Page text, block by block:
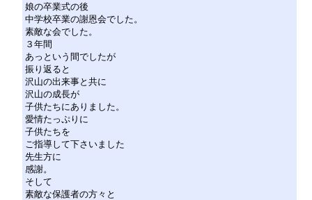
娘の卒業式の後
中学校卒業の謝恩会でした。
素敵な会でした。
３年間
あっという間でしたが
振り返ると
沢山の出来事と共に
沢山の成長が
子供たちにありました。
愛情たっぷりに
子供たちを
ご指導して下さいました
先生方に
感謝。
そして
素敵な保護者の方々と